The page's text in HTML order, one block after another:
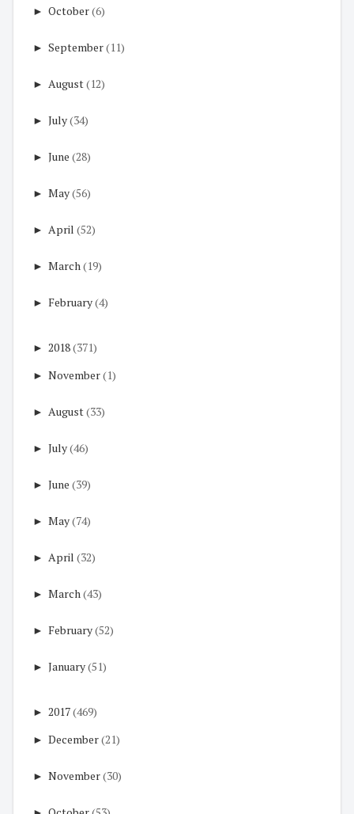
► October(6)
► September(11)
► August(12)
► July(34)
► June (28)
► May(56)
► April (52)
► March(19)
► February(4)
► 2018(371)
► November(1)
► August(33)
► July(46)
► June (39)
► May(74)
► April (32)
► March(43)
► February(52)
► January(51)
► 2017(469)
► December(21)
► November(30)